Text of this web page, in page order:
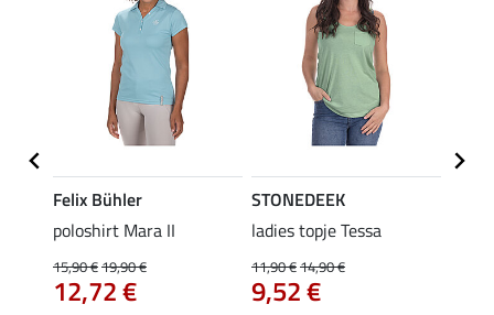
Felix Bühler
poloshirt Mara II
15,90 €19,90 €
12,72 €
STONEDEEK
ladies topje Tessa
11,90 €14,90 €
9,52 €